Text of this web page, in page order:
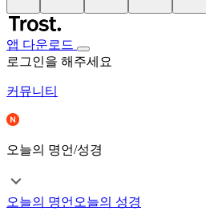
앱 다운로드
로그인을 해주세요
커뮤니티
오늘의 명언/성경
오늘의 명언 오늘의 성경